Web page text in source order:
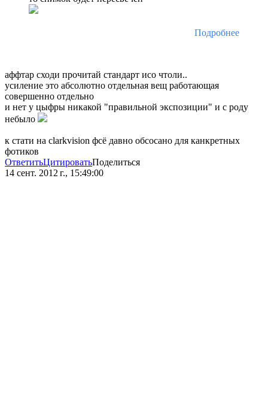
Подробнее
аффтар сходи прочитай стандарт исо чтоли..
усиление это абсолютно отдельная вещ работающая
совершенно отдельно
и нет у цыфры никакой "правильной экспозиции" и с роду
небыло
к стати на clarkvision фсё давно обсосано для канкретных
фотиков
ОтветитьЦитироватьПоделиться
14 сент. 2012 г., 15:49:00